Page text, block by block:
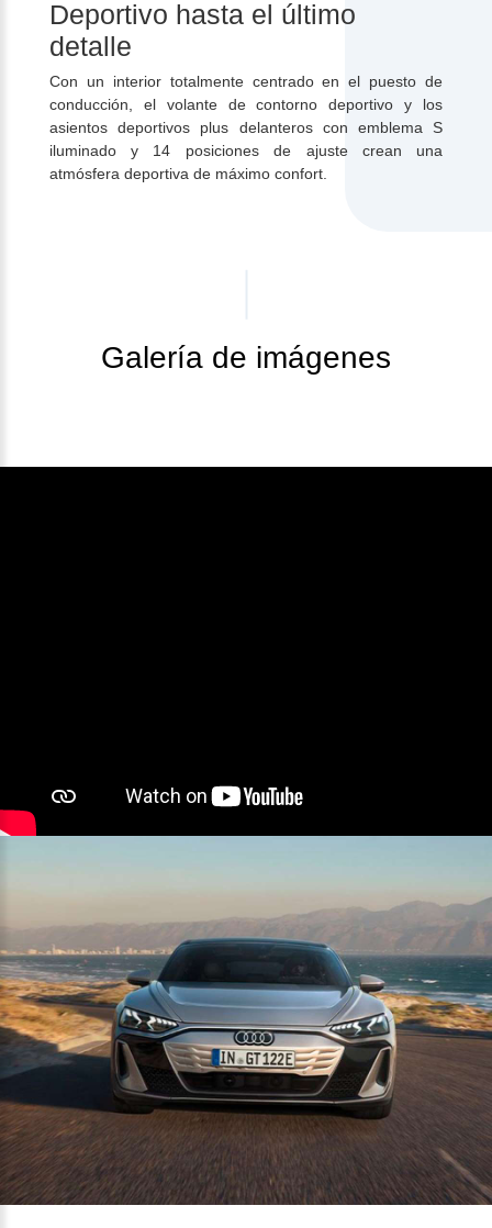
Deportivo hasta el último
detalle
Con un interior totalmente centrado en el puesto de
conducción, el volante de contorno deportivo y los
asientos deportivos plus delanteros con emblema S
iluminado y 14 posiciones de ajuste crean una
atmósfera deportiva de máximo confort.
Galería de imágenes
Contacto
Z.A.L. Área El Fresno -
11370 Los Barrios (Cádiz)
956 631 050
atencionalcliente@atalayamotor.com
Síguenos en: